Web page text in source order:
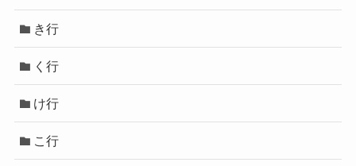
き行
く行
け行
こ行